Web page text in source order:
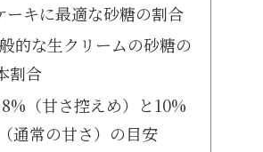
ーキに最適な砂糖の割合
的な生クリームの砂糖の
割合
8%（甘さ控えめ）と10%
（通常の甘さ）の目安